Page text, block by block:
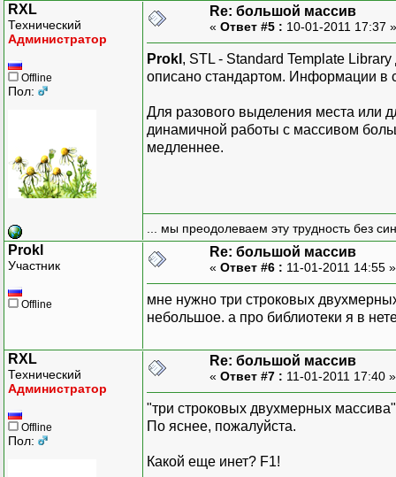
RXL
Технический
Администратор
Offline
Пол:
Re: большой массив
« Ответ #5 : 10-01-2011 17:37
Prokl , STL - Standard Template
описано стандартом. Информации в
Для разового выделения места или
динамичной работы с массивом
медленнее.
... мы преодолеваем эту трудность без
Prokl
Участник
Offline
Re: большой массив
« Ответ #6 : 11-01-2011 14:55
мне нужно три строковых
небольшое. а про библиотеки я в
RXL
Технический
Администратор
Offline
Пол:
Re: большой массив
« Ответ #7 : 11-01-2011 17:40
"три строковых двухмерных массива"
По яснее, пожалуйста.
Какой еще инет? F1!